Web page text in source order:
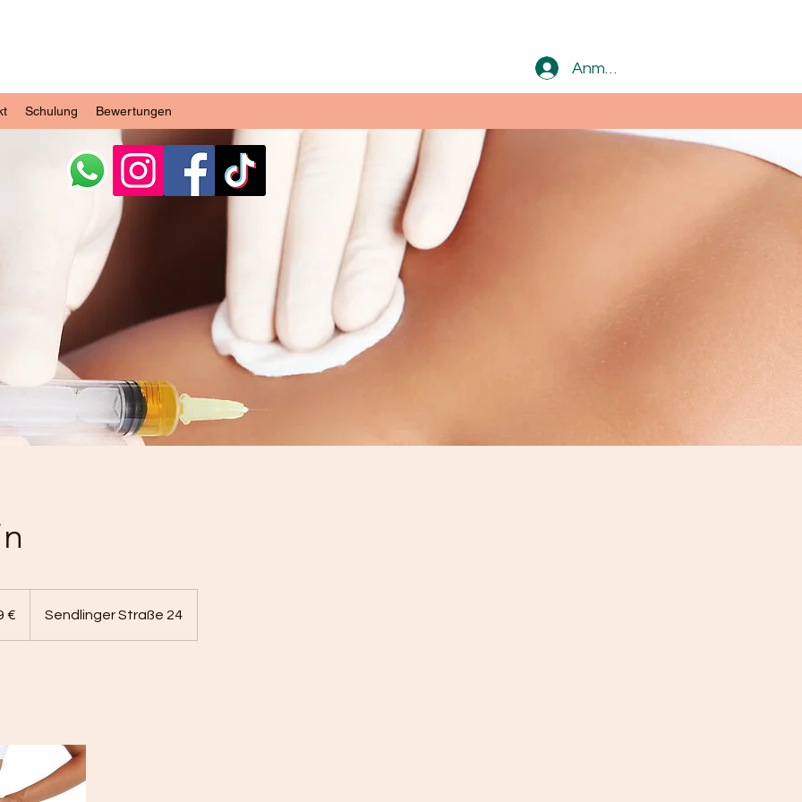
Schulung Bewertungen
Anmelden
€ Sendlinger Straße 24